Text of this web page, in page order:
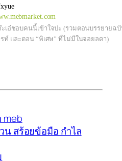
ะเอ๋ชอบคนนี้เข้าใจปะ (รวมตอนบรรยายฉ
ท์ และตอน “พิเศษ” ที่ไม่มีในจอยลดา)
meb
วน สร้อยข้อมือ กำไล